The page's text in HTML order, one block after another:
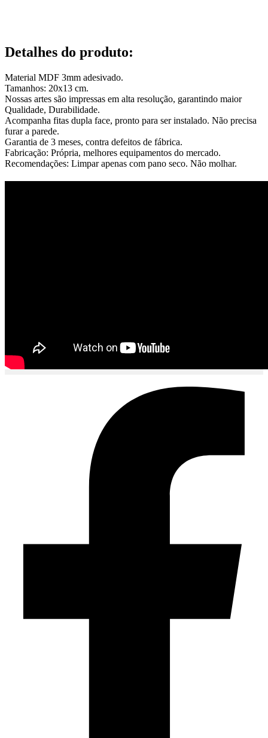
Detalhes do produto:
Material MDF 3mm adesivado.
Tamanhos: 20x13 cm.
Nossas artes são impressas em alta resolução, garantindo maior
Qualidade, Durabilidade.
Acompanha fitas dupla face, pronto para ser instalado. Não precisa
furar a parede.
Garantia de 3 meses, contra defeitos de fábrica.
Fabricação: Própria, melhores equipamentos do mercado.
Recomendações: Limpar apenas com pano seco. Não molhar.